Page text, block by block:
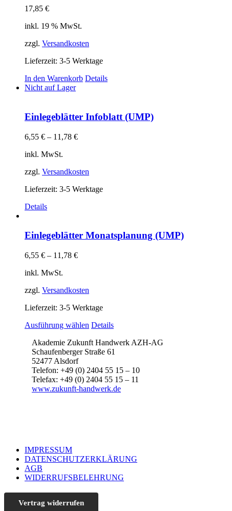
17,85 €
inkl. 19 % MwSt.
zzgl. Versandkosten
Lieferzeit: 3-5 Werktage
In den Warenkorb Details
Nicht auf Lager
Einlegeblätter Infoblatt (UMP)
6,55 € – 11,78 €
inkl. MwSt.
zzgl. Versandkosten
Lieferzeit: 3-5 Werktage
Details
Einlegeblätter Monatsplanung (UMP)
6,55 € – 11,78 €
inkl. MwSt.
zzgl. Versandkosten
Lieferzeit: 3-5 Werktage
Ausführung wählen Dieses
weist
mehrere
auf.
Die
Optionen
Details
Akademie Zukunft Handwerk AZH-AG
Schaufenberger Straße 61
52477 Alsdorf
Telefon: +49 (0) 2404 55 15 – 10
Telefax: +49 (0) 2404 55 15 – 11
www.zukunft-handwerk.de
IMPRESSUM
DATENSCHUTZERKLÄRUNG
AGB
WIDERRUFSBELEHRUNG
Vertrag widerrufen